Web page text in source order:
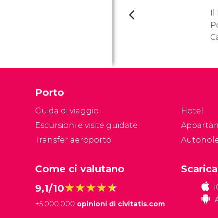
Il
Porto
Guida di viaggio
Escursioni e visite guidate
Transfer aeroporto
Hotel
Come ci valutano
9,1/10★★★★★
★★★★★
+5.000.000 opinioni di civitatis.com